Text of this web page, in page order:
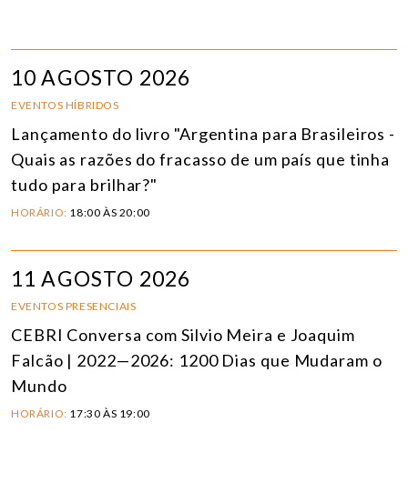
10 AGOSTO 2026
EVENTOS HÍBRIDOS
Lançamento do livro "Argentina para Brasileiros -
Quais as razões do fracasso de um país que tinha
tudo para brilhar?"
HORÁRIO: 18:00 ÀS 20:00
11 AGOSTO 2026
EVENTOS PRESENCIAIS
CEBRI Conversa com Silvio Meira e Joaquim
Falcão | 2022—2026: 1200 Dias que Mudaram o
Mundo
HORÁRIO: 17:30 ÀS 19:00